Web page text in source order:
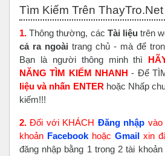
Tìm Kiếm Trên ThayTro.Net
1. Thông thường, các Tài liệu trên
cả ra ngoài trang chủ - mà để
Bạn là người thông minh thì
NĂNG TÌM KIẾM NHANH - Để
liệu và nhấn ENTER hoặc Nhấp
kiếm!!!
2. Đối với KHÁCH Đăng nhập vào
khoản Facebook hoặc Gmailxin
đăng nhập bằng 1 trong 2 tài